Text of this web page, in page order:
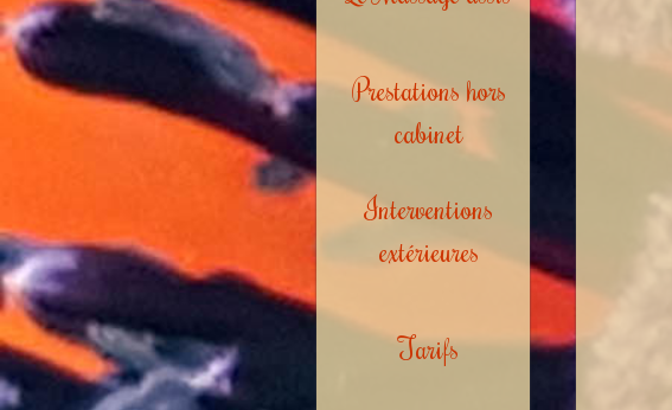
Prestations hors
cabinet
Interventions
extérieures
Tarifs